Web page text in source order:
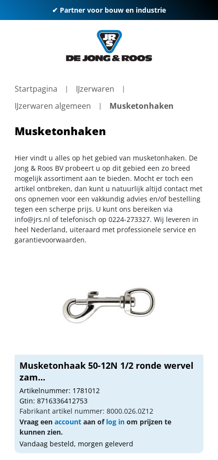
✔ Partner voor bouw en industrie
Startpagina
IJzerwaren
IJzerwaren algemeen
Musketonhaken
Musketonhaken
Hier vindt u alles op het gebied van musketonhaken. De
Jong & Roos BV probeert u op dit gebied een zo breed
mogelijk assortiment aan te bieden. Mocht er toch een
artikel ontbreken, dan kunt u natuurlijk altijd contact met
ons opnemen voor een vakkundig advies en/of bestelling
tegen een scherpe prijs. U kunt ons bereiken via
info@jrs.nl of telefonisch op 0224-273327. Wij leveren in
heel Nederland, uiteraard met professionele service en
garantievoorwaarden.
Musketonhaak 50-12N 1/2 ronde wervel
zam...
Artikelnummer: 1781012
Gtin: 8716336412753
Fabrikant artikel nummer: 8000.026.0Z12
Vraag een account aan of log in om prijzen te
kunnen zien.
Vandaag besteld, morgen geleverd